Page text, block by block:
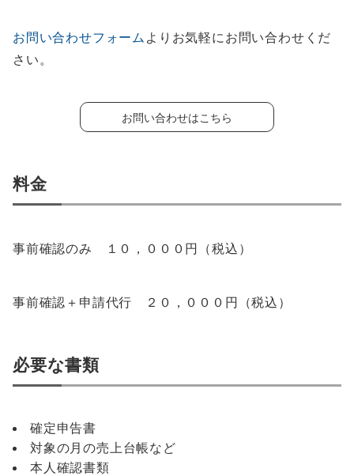
お問い合わせフォーム よりお気軽にお問い合わせくだ
さい。
お問い合わせはこちら
料金
事前確認のみ １０，０００円（税込）
事前確認＋申請代行 ２０，０００円（税込）
必要な書類
確定申告書
対象の月の売上台帳など
本人確認書類